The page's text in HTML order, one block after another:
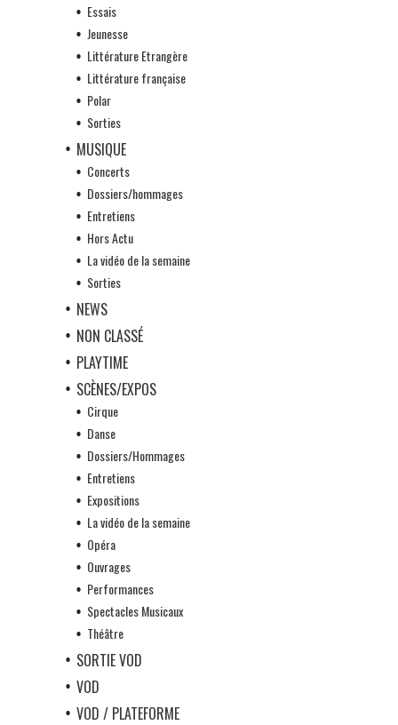
Essais
Jeunesse
Littérature Etrangère
Littérature française
Polar
Sorties
MUSIQUE
Concerts
Dossiers/hommages
Entretiens
Hors Actu
La vidéo de la semaine
Sorties
NEWS
NON CLASSÉ
PLAYTIME
SCÈNES/EXPOS
Cirque
Danse
Dossiers/Hommages
Entretiens
Expositions
La vidéo de la semaine
Opéra
Ouvrages
Performances
Spectacles Musicaux
Théâtre
SORTIE VOD
VOD
VOD / PLATEFORME